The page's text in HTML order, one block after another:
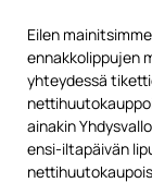
Eilen
ennakkolippujen
yhteydessä
ainakin
ensi-iltapäivän